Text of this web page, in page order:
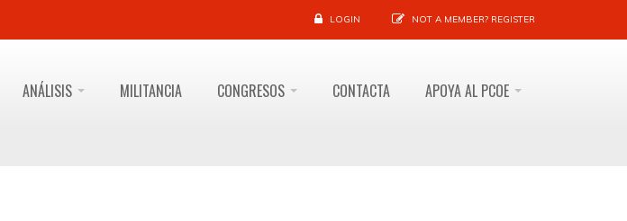
LOGIN NOT A MEMBER? REGISTER
ANÁLISIS MILITANCIA CONGRESOS CONTACTA APOYA AL PCOE